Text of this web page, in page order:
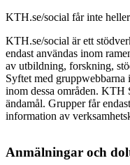
KTH.se/social får inte
KTH.se/social är ett
endast användas inom
av utbildning, forskning,
Syftet med gruppwebbarna
inom dessa områden. KTH
ändamål. Grupper får
information av
Anmälningar och